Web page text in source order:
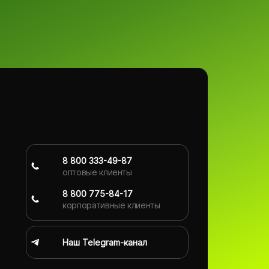
8 800 333-49-87
оптовые клиенты
8 800 775-84-17
корпоративные клиенты
Наш Telegram-канал